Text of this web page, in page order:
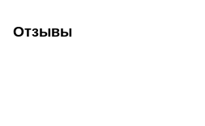
Отзывы